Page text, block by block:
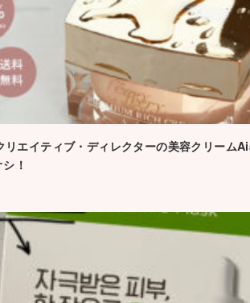
リエイティブ・ディレクターの美容クリーム
！